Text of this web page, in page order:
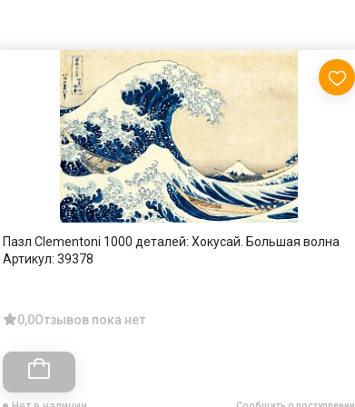
Пазл Clementoni 1000 деталей: Хокусай. Большая волна
Артикул: 39378
0,0Отзывов пока нет